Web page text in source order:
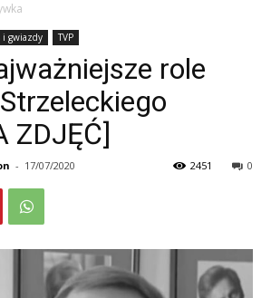
i gwiazdy TVP
role
ZDJĘĆ]
- 17/07/2020 0
2451